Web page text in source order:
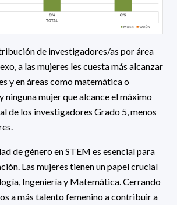
de investigadores/as por área
a las mujeres les cuesta más alcanzar
y en áreas como matemática o
ninguna mujer que alcance el máximo
de los investigadores Grado 5, menos
de género en STEM es esencial para
Las mujeres tienen un papel crucial
Ingeniería y Matemática. Cerrando
a más talento femenino a contribuir a